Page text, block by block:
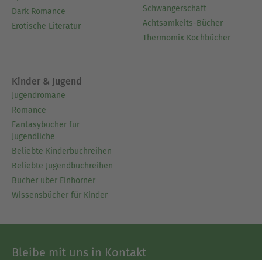
Dark Romance
Erotische Literatur
Schwangerschaft
Achtsamkeits-Bücher
Thermomix Kochbücher
Kinder & Jugend
Jugendromane
Romance
Fantasybücher für
Jugendliche
Beliebte Kinderbuchreihen
Beliebte Jugendbuchreihen
Bücher über Einhörner
Wissensbücher für Kinder
Bleibe mit uns in Kontakt